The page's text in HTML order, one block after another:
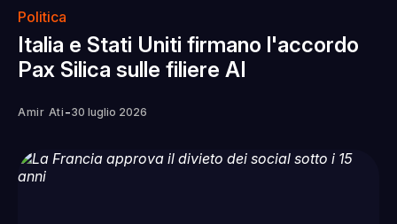
Politica
Italia e Stati Uniti firmano l'accordo
Pax Silica sulle filiere AI
Amir Ati -30 luglio 2026